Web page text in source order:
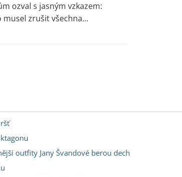
ozval s jasným vzkazem:
musel zrušit všechna...
outfity Jany Švandové berou dech